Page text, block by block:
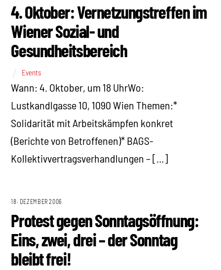
4. Oktober: Vernetzungstreffen im
Wiener Sozial- und
Gesundheitsbereich
Events
Wann: 4. Oktober, um 18 UhrWo:
Lustkandlgasse 10, 1090 Wien Themen:*
Solidarität mit Arbeitskämpfen konkret
(Berichte von Betroffenen)* BAGS-
Kollektivvertragsverhandlungen – […]
18. DEZEMBER 2006
Protest gegen Sonntagsöffnung:
Eins, zwei, drei – der Sonntag
bleibt frei!